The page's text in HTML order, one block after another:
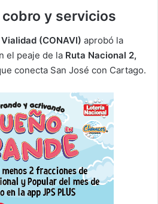
y servicios
(CONAVI) aprobó la
el peaje de la Ruta Nacional 2,
conecta San José con Cartago.